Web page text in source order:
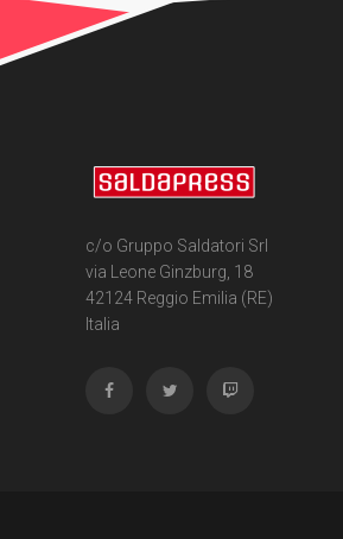
c/o Gruppo Saldatori Srl
via Leone Ginzburg, 18
42124 Reggio Emilia (RE)
Italia